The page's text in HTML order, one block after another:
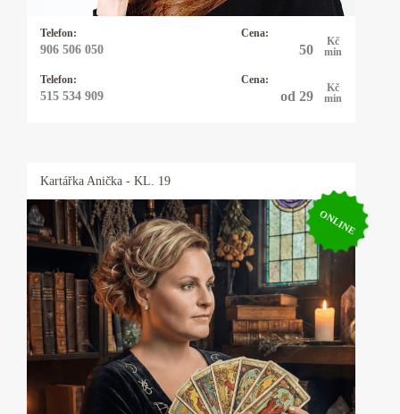
Telefon:
906 506 050
Cena:
50
Kč
min
Telefon:
515 534 909
Cena:
od 29
Kč
min
Kartářka Anička - KL. 19
ONLINE
Kartářka Anička
Karty, astrologie, numerologie, výklad snů,
psychomagie. Vysoká pravděpodobnost věštby.
Baví mne taje lidské duše a tím se zabývám
snad čtyřicet let. I když hovořím plynně
anglicky, německy, polsky a domluvím se